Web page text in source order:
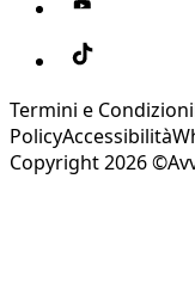
Termini e Condizioni
PolicyAccessibilità
Copyright 2026